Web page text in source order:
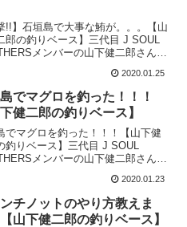
!!】石垣島で大事な鮪が。。。【山
郎の釣りベース】三代目 J SOUL
メンバーの山下健二郎さんが
健二郎の釣りベース』！！今回は
撃!!】石垣島で大事な鮪が。。。...
2020.01.25
でマグロを釣った！！！
下健二郎の釣りベース】
でマグロを釣った！！！【山下健
釣りベース】三代目 J SOUL
メンバーの山下健二郎さんが
健二郎の釣りベース』！！今回は
島でマグロを釣った！！！』をお
ます...
2020.01.23
チノットのやり方教えま
山下健二郎の釣りベース】